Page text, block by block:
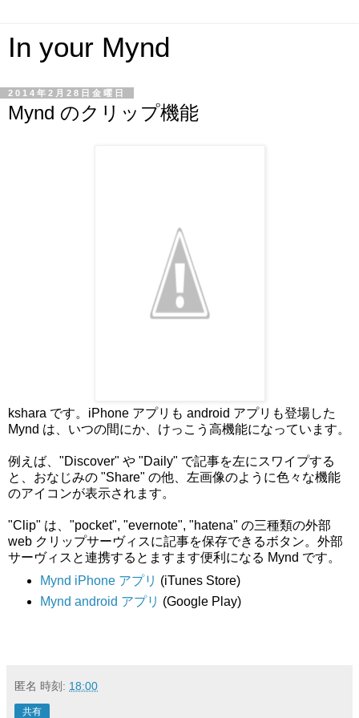
In your Mynd
2014年2月28日金曜日
Mynd のクリップ機能
kshara です。iPhone アプリも android アプリも登場した
Mynd は、いつの間にか、けっこう高機能になっています。
例えば、"Discover" や "Daily" で記事を左にスワイプする
と、おなじみの "Share" の他、左画像のように色々な機能
のアイコンが表示されます。
"Clip" は、"pocket", "evernote", "hatena" の三種類の外部
web クリップサーヴィスに記事を保存できるボタン。外部
サーヴィスと連携するとますます便利になる Mynd です。
Mynd iPhone アプリ (iTunes Store)
Mynd android アプリ (Google Play)
匿名 時刻: 18:00
共有